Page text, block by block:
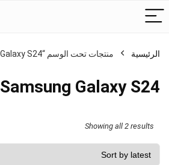
الرئيسية منتجات تحت الوسم “Samsung Galaxy S24”
Samsung Galaxy S24
Showing all 2 results
Sorted
by